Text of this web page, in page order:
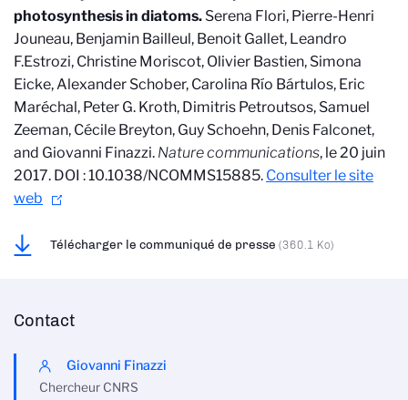
photosynthesis in diatoms. Serena Flori, Pierre-Henri
Jouneau, Benjamin Bailleul, Benoit Gallet, Leandro
F.Estrozi, Christine Moriscot, Olivier Bastien, Simona
Eicke, Alexander Schober, Carolina Río Bártulos, Eric
Maréchal, Peter G. Kroth, Dimitris Petroutsos, Samuel
Zeeman, Cécile Breyton, Guy Schoehn, Denis Falconet,
and Giovanni Finazzi. Nature communications, le 20 juin
2017. DOI : 10.1038/NCOMMS15885. Consulter le site
web
Télécharger le communiqué de presse (360.1 Ko)
Contact
Giovanni Finazzi
Chercheur CNRS